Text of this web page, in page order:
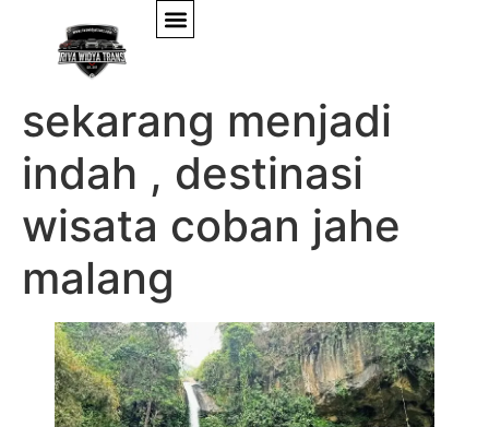
Dulu mengerikan
sekarang menjadi
indah , destinasi
wisata coban jahe
malang